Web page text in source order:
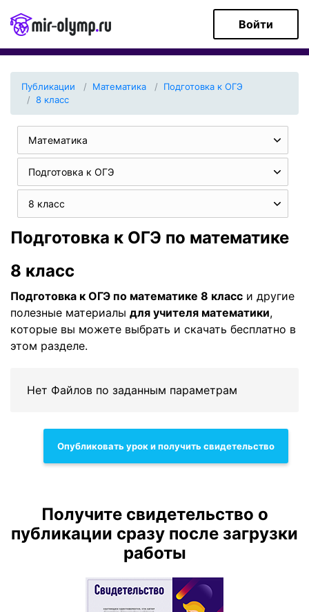
Войти
Публикации Математика
Подготовка к ОГЭ
8 класс
Математика
Подготовка к ОГЭ
8 класс
Подготовка к ОГЭ по математике
8 класс
Подготовка к ОГЭ по математике 8 класс и другие
полезные материалы для учителя математики,
которые вы можете выбрать и скачать бесплатно в
этом разделе.
Нет Файлов по заданным параметрам
Опубликовать урок и получить свидетельство
Получите свидетельство о
публикации сразу после загрузки
работы